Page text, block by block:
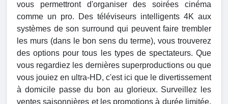
vous permettront d'organiser des soirées cinéma
comme un pro. Des téléviseurs intelligents 4K aux
systèmes de son surround qui peuvent faire trembler
les murs (dans le bon sens du terme), vous trouverez
des options pour tous les types de spectateurs. Que
vous regardiez les dernières superproductions ou que
vous jouiez en ultra-HD, c'est ici que le divertissement
à domicile passe du bon au glorieux. Surveillez les
ventes saisonnières et les promotions à durée limitée,